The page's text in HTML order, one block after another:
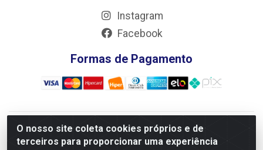
O nosso site coleta cookies próprios e de
terceiros para proporcionar uma experiência
Instagram
Facebook
Formas de Pagamento
JRS Distribuição e Logística LTDA - Rua Antônio do
Sacramento Torga 70, Vila Nossa Senhora de Fatima - São